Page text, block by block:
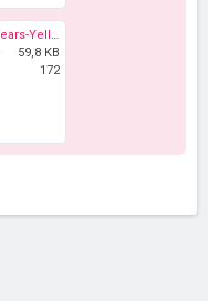
Celebrity-Style-J.Lo-Wears-Yellow-Neon-Dress-With-A-Twist-3.jpg
59,8 KB
172